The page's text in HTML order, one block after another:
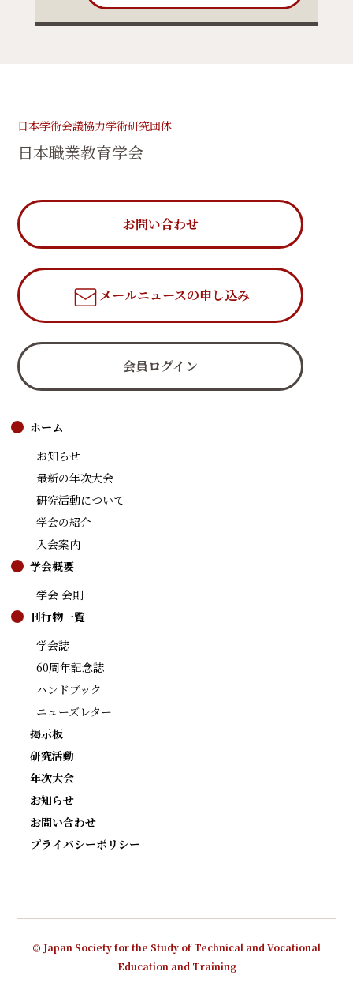
日本学術会議協力学術研究団体
日本職業教育学会
お問い合わせ
メールニュースの申し込み
会員ログイン
ホーム
お知らせ
最新の年次大会
研究活動について
学会の紹介
入会案内
学会概要
学会 会則
刊行物一覧
学会誌
60周年記念誌
ハンドブック
ニューズレター
掲示板
研究活動
年次大会
お知らせ
お問い合わせ
プライバシーポリシー
© Japan Society for the Study of Technical and Vocational
Education and Training